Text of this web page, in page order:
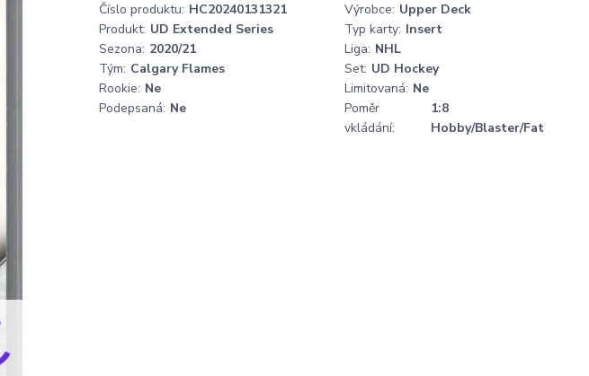
Číslo produktu: HC20240131321 Výrobce: Upper Deck
Produkt: UD Extended Series Typ karty: Insert
Sezona: 2020/21 Liga: NHL
Tým: Calgary Flames Set: UD Hockey
Rookie: Ne Limitovaná: Ne
Podepsaná: Ne
Poměr
vkládání:
1:8
Hobby/Blaster/Fat